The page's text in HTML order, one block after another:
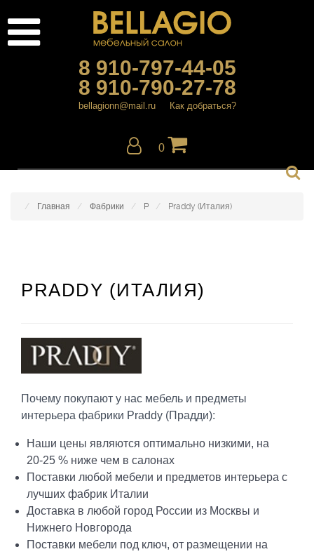
8 910-797-44-05
8 910-790-27-78
bellagionn@mail.ru Как добраться?
0
Главная Фабрики P Praddy (Италия)
PRADDY (ИТАЛИЯ)
Почему покупают у нас мебель и предметы
интерьера фабрики Praddy (Прадди):
Наши цены являются оптимально низкими, на
20-25 % ниже чем в салонах
Поставки любой мебели и предметов интерьера с
лучших фабрик Италии
Доставка в любой город России из Москвы и
Нижнего Новгорода
Поставки мебели под ключ, от размещении на